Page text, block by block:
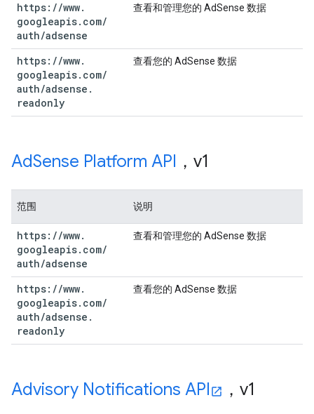
https: //www.
googleapis. com/
auth/adsense
查看和管理您的 AdSense 数据
https: //www.
googleapis. com/
auth/adsense .
readonly
查看您的 AdSense 数据
AdSense Platform API ，v1
范围 说明
https: //www.
googleapis. com/
auth/adsense
查看和管理您的 AdSense 数据
https: //www.
googleapis. com/
auth/adsense .
readonly
查看您的 AdSense 数据
Advisory Notifications API ，v1